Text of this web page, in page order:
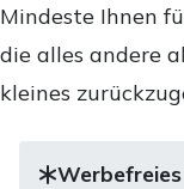
Mindeste Ihnen
die alles andere
kleines